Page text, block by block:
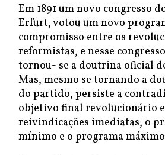
Em 1891 um novo congresso
Erfurt, votou um novo
compromisso entre os
reformistas, e nesse
tornou- se a doutrina oficial
Mas, mesmo se tornando a
do partido, persiste a
objetivo final revolucionário e
reivindicações imediatas, o
mínimo e o programa